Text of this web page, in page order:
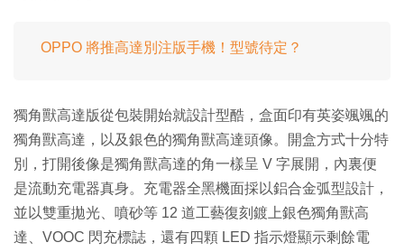
OPPO 將推高達別注版手機！型號待定？
獨角獸高達版從包裝開始就設計型酷，盒面印有英姿颯颯的
獨角獸高達，以及銀色的獨角獸高達頭像。開盒方式十分特
別，打開後像是獨角獸高達的角一樣呈 V 字展開，內裏便
是流動充電器真身。充電器全黑機面採以鋁合金弧型設計，
並以雙重拋光、噴砂等 12 道工藝復刻鍍上銀色獨角獸高
達、VOOC 閃充標誌，還有四顆 LED 指示燈顯示剩餘電